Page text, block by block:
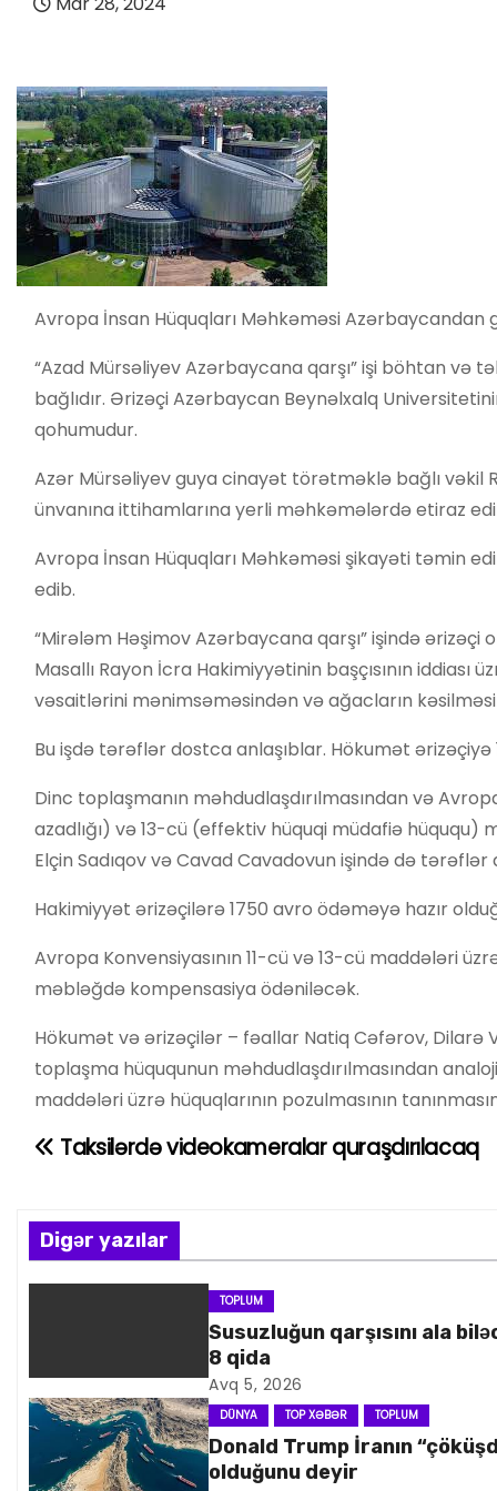
Avropa İnsan Hüquqları Məhkəməsi Azərbaycandan
“Azad Mürsəliyev Azərbaycana qarşı” işi böhtan və
bağlıdır. Ərizəçi Azərbaycan Beynəlxalq
qohumudur.
Azər Mürsəliyev guya cinayət törətməklə bağlı vəkil
ünvanına ittihamlarına yerli məhkəmələrdə etiraz
Avropa İnsan Hüquqları Məhkəməsi şikayəti təmin
edib.
“Mirələm Həşimov Azərbaycana qarşı” işində
Masallı Rayon İcra Hakimiyyətinin başçısının
vəsaitlərini mənimsəməsindən və ağacların
Bu işdə tərəflər dostca anlaşıblar. Hökumət
Dinc toplaşmanın məhdudlaşdırılmasından və
azadlığı) və 13-cü (effektiv hüquqi müdafiə hüququ)
Elçin Sadıqov və Cavad Cavadovun işində də tərəflər
Hakimiyyət ərizəçilərə 1750 avro ödəməyə hazır
Avropa Konvensiyasının 11-cü və 13-cü maddələri
məbləğdə kompensasiya ödəniləcək.
Hökumət və ərizəçilər – fəallar Natiq Cəfərov, Dilarə
toplaşma hüququnun məhdudlaşdırılmasından
maddələri üzrə hüquqlarının pozulmasının
Y
z
ı
a
v
i
Taksilərdə videokameralar quraşdırılacaq
Digər yazılar
TOPLUM
Susuzluğun qarşısını ala
8 qida
Avq 5, 2026
DÜNYA TOP XƏBƏR TOPLUM
Donald Trump İranın
olduğunu deyir